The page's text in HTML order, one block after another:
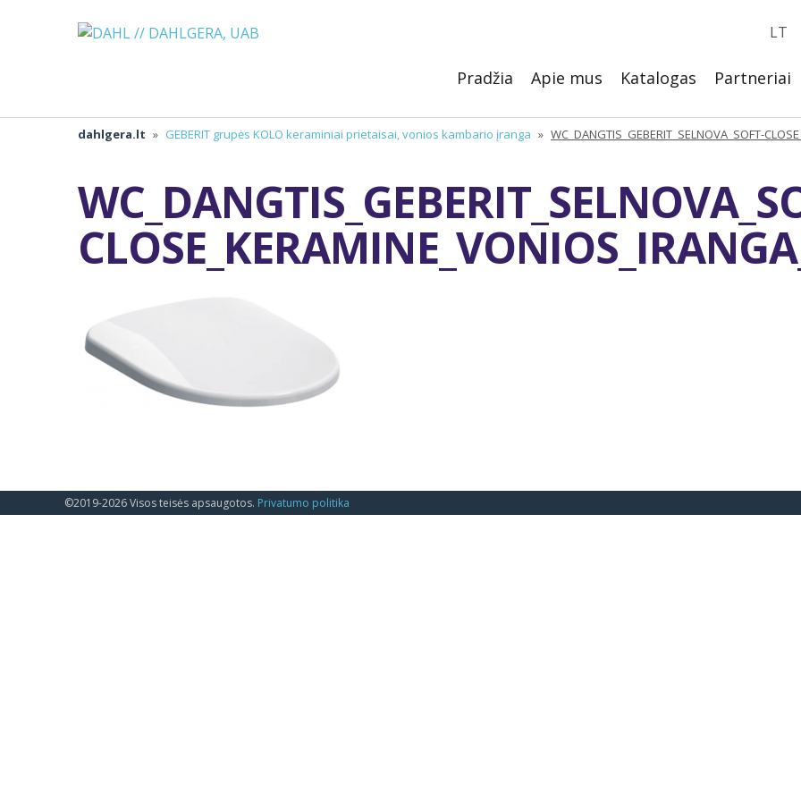
LT
Pradžia Apie mus Katalogas Partneriai
dahlgera.lt » GEBERIT grupės KOLO keraminiai prietaisai, vonios kambario įranga » WC_DANGTIS_GEBERIT_SELNOVA_SOFT-
©2019-2026 Visos teisės apsaugotos. Privatumo politika